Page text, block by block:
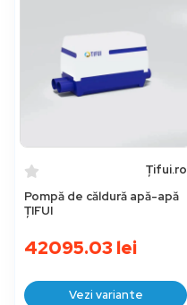
Țifui.ro
Pompă de căldură apă-apă
ȚIFUI
42095.03lei
Vezi variante